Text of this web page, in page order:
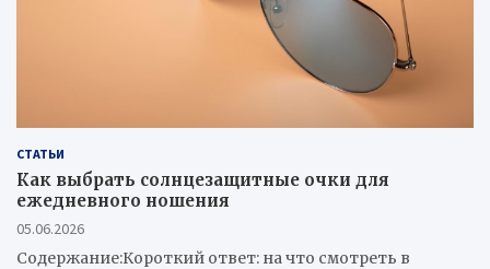
СТАТЬИ
Как выбрать солнцезащитные очки для
ежедневного ношения
05.06.2026
Содержание:Короткий ответ: на что смотреть в